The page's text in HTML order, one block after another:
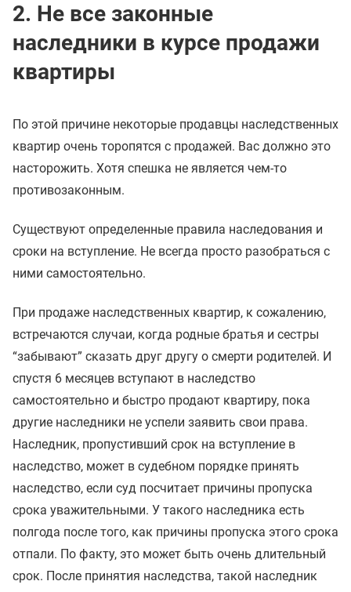
2. Не все законные
наследники в курсе продажи
квартиры
По этой причине некоторые продавцы наследственных
квартир очень торопятся с продажей. Вас должно это
насторожить. Хотя спешка не является чем-то
противозаконным.
Существуют определенные правила наследования и
сроки на вступление. Не всегда просто разобраться с
ними самостоятельно.
При продаже наследственных квартир, к сожалению,
встречаются случаи, когда родные братья и сестры
“забывают” сказать друг другу о смерти родителей. И
спустя 6 месяцев вступают в наследство
самостоятельно и быстро продают квартиру, пока
другие наследники не успели заявить свои права.
Наследник, пропустивший срок на вступление в
наследство, может в судебном порядке принять
наследство, если суд посчитает причины пропуска
срока уважительными. У такого наследника есть
полгода после того, как причины пропуска этого срока
отпали. По факту, это может быть очень длительный
срок. После принятия наследства, такой наследник